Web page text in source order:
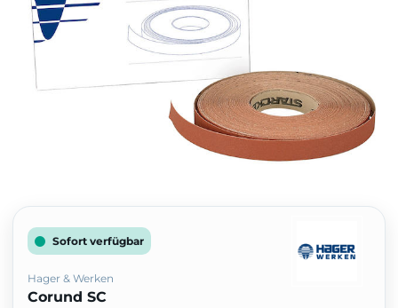
Sofort verfügbar
Hager & Werken
Corund SC